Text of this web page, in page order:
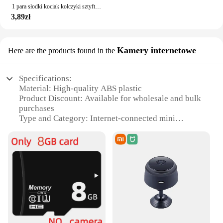
1 para słodki kociak kolczyki sztyfty ze stali nierdzewnej dla mężczyzn kobiety Punk prezenty dla studentów Trend moda małe kolczyki do uszu biżuteria
3,89zł
Here are the products found in the Kamery internetowe
Specifications:
Material: High-quality ABS plastic
Product Discount: Available for wholesale and bulk
purchases
Type and Category: Internet-connected mini
Design and Style: Sleek and compact, designed for
discreet surveillance
Usage and Purpose: Ideal for home, office, or
personal security
Performance and Property: Advanced HD
resolution, motion detection, and night vision
capabilities
Parts and Accessories: Includes all necessary
mounting hardware and software for easy setup